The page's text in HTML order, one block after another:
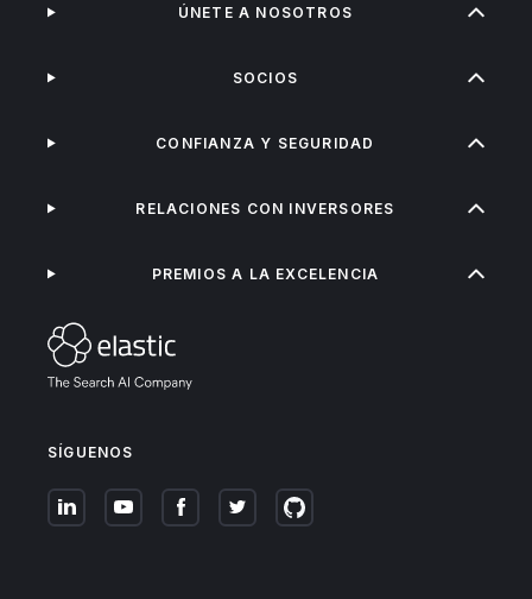
SÍGUENOS
ÚNETE A NOSOTROS
SOCIOS
CONFIANZA Y SEGURIDAD
RELACIONES CON INVERSORES
PREMIOS A LA EXCELENCIA